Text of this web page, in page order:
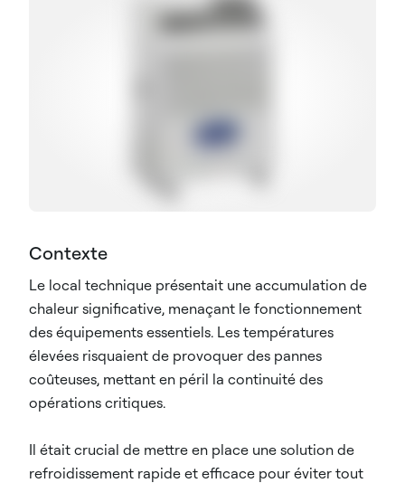
Contexte
Le local technique présentait une accumulation de
chaleur significative, menaçant le fonctionnement
des équipements essentiels. Les températures
élevées risquaient de provoquer des pannes
coûteuses, mettant en péril la continuité des
opérations critiques.
Il était crucial de mettre en place une solution de
refroidissement rapide et efficace pour éviter tout